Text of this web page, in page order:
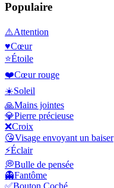
Populaire
⚠️Attention
♥️Cœur
⭐Étoile
❤️Cœur rouge
☀️Soleil
🙏Mains jointes
💎Pierre précieuse
❌Croix
😘Visage envoyant un baiser
⚡Éclair
💭Bulle de pensée
👻Fantôme
✅Bouton Coché